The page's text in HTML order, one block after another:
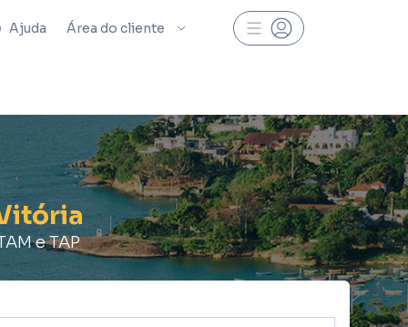
Ajuda Área do cliente
e TAP